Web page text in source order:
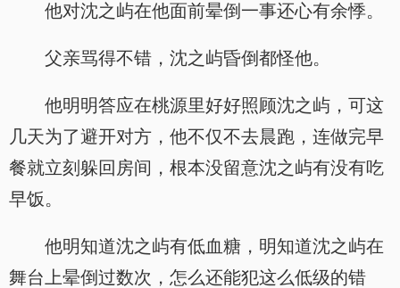
他对沈之屿在他面前晕倒一事还心有余悸。
父亲骂得不错，沈之屿昏倒都怪他。
他明明答应在桃源里好好照顾沈之屿，可这
几天为了避开对方，他不仅不去晨跑，连做完早
餐就立刻躲回房间，根本没留意沈之屿有没有吃
早饭。
他明知道沈之屿有低血糖，明知道沈之屿在
舞台上晕倒过数次，怎么还能犯这么低级的错